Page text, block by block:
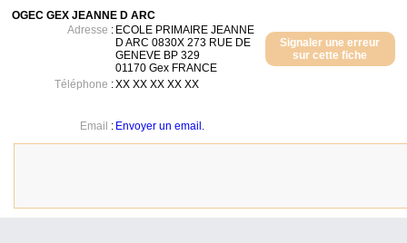
OGEC GEX JEANNE D ARC
Signaler une erreur
sur cette fiche
Adresse : ECOLE PRIMAIRE JEANNE
D ARC 0830X 273 RUE DE
GENEVE BP 329
01170 Gex FRANCE
Téléphone :XX XX XX XX XX
Email : Envoyer un email.